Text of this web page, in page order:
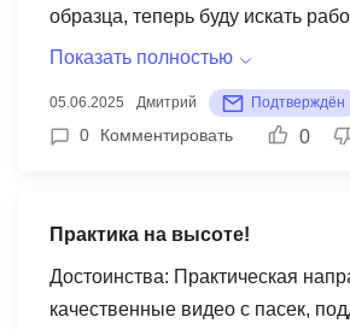
образца, теперь буду искать
специальности. Что не очень
структурированы были, материал
Приходилось самому по разным
хотелось бы побольше
реальных лабораторий. Но в
получил нужные, за это спасибо.
Показать полностью
05.06.2025 Дмитрий Подтверждён
0 Комментировать 0
Практика на высоте!
Достоинства: Практическая
качественные видео с пасек,